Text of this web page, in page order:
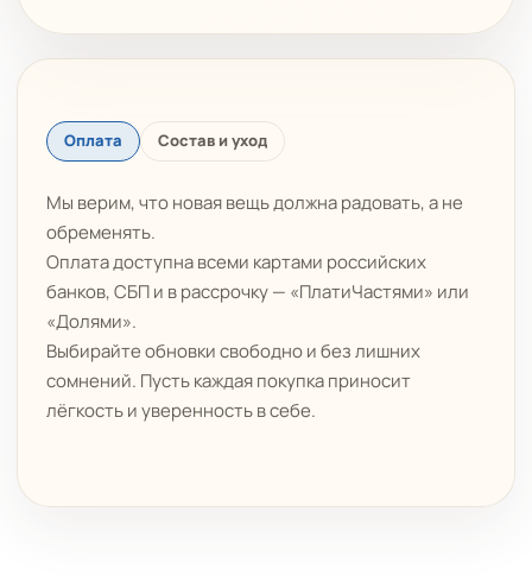
Оплата Состав и уход
Мы верим, что новая вещь должна радовать, а не
обременять.
Оплата доступна всеми картами российских
банков, СБП и в рассрочку — «ПлатиЧастями» или
«Долями».
Выбирайте обновки свободно и без лишних
сомнений. Пусть каждая покупка приносит
лёгкость и уверенность в себе.